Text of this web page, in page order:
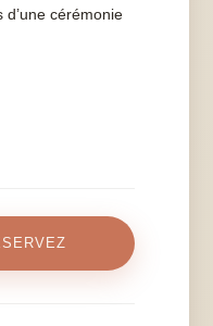
cérémonie